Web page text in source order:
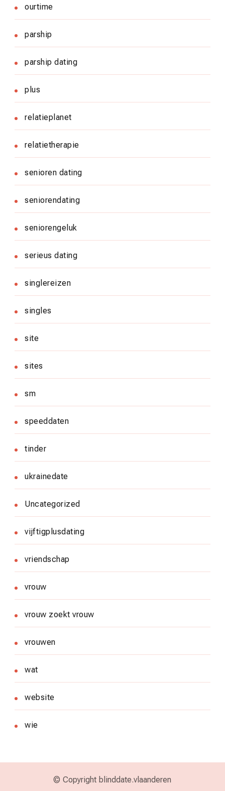
ourtime
parship
parship dating
plus
relatieplanet
relatietherapie
senioren dating
seniorendating
seniorengeluk
serieus dating
singlereizen
singles
site
sites
sm
speeddaten
tinder
ukrainedate
Uncategorized
vijftigplusdating
vriendschap
vrouw
vrouw zoekt vrouw
vrouwen
wat
website
wie
© Copyright blinddate.vlaanderen